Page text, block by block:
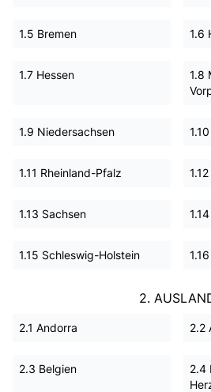
1.5 Bremen 1.6
1.7 Hessen
1.8
1.9 Niedersachsen
1.11 Rheinland-Pfalz
1.13 Sachsen
1.15 Schleswig-Holstein
2.
2.1 Andorra 2.2
2.3 Belgien
2.4